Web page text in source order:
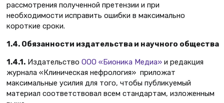
рассмотрения полученной претензии и при
необходимости исправить ошибки в максимально
короткие сроки.
1.4. Обязанности издательства и научного общества
1.4.1. Издательство ООО «Бионика Медиа» и редакция
журнала «Клиническая нефрология» приложат
максимальные усилия для того, чтобы публикуемый
материал соответствовал всем стандартам, изложенным